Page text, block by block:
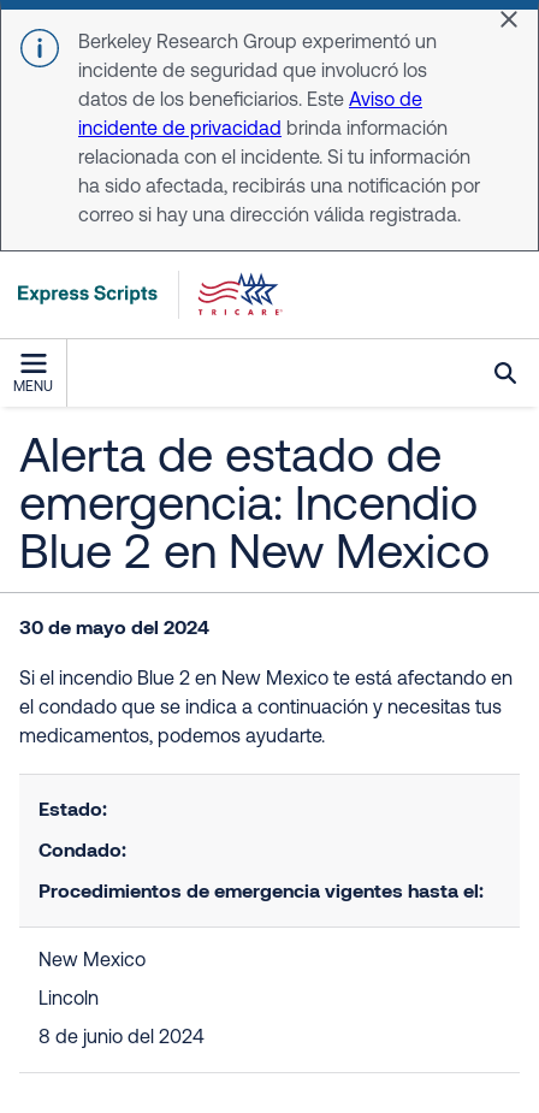
Skip to main content
Berkeley Research Group experimentó un
incidente de seguridad que involucró los
datos de los beneficiarios. Este Aviso de
incidente de privacidad brinda información
relacionada con el incidente. Si tu información
ha sido afectada, recibirás una notificación por
correo si hay una dirección válida registrada.
MENU
Alerta de estado de
emergencia: Incendio
Blue 2 en New Mexico
30 de mayo del 2024
Si el incendio Blue 2 en New Mexico te está afectando en
el condado que se indica a continuación y necesitas tus
medicamentos, podemos ayudarte.
Estado:
Condado:
Procedimientos de emergencia vigentes hasta el:
New Mexico
Lincoln
8 de junio del 2024